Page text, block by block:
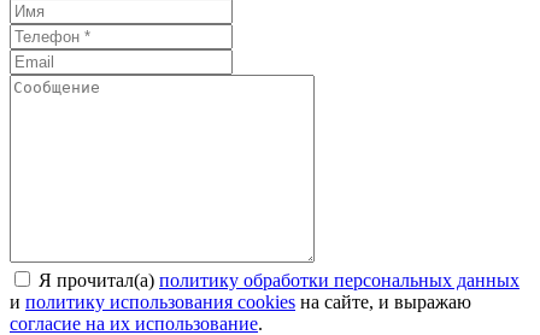
Я прочитал(а) политику обработки персональных данных
и политику использования cookies на сайте, и выражаю
согласие на их использование.